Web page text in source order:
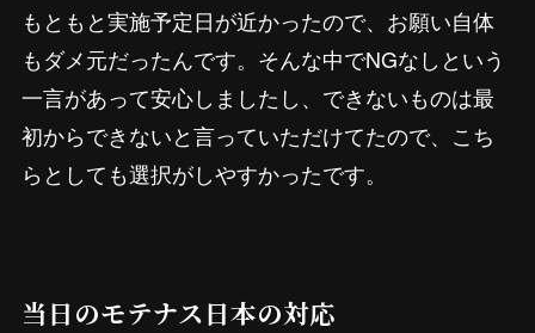
もともと実施予定日が近かったので、お願い自体
もダメ元だったんです。そんな中でNGなしという
一言があって安心しましたし、できないものは最
初からできないと言っていただけてたので、こち
らとしても選択がしやすかったです。
当日のモテナス日本の対応